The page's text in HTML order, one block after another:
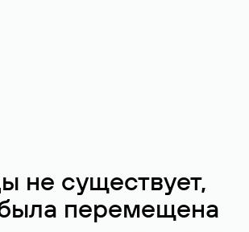
не существует,
перемещена